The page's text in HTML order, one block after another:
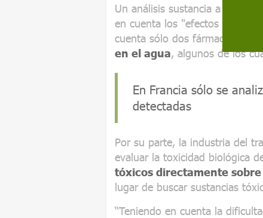
Un análisis sustancia a
en cuenta los "efectos cóctel".
cuenta sólo dos fármacos,
en el agua, algunos de los
En Francia sólo se
detectadas
Por su parte, la industria del
evaluar la toxicidad biológica
tóxicos directamente
lugar de buscar sustancias
“Teniendo en cuenta la